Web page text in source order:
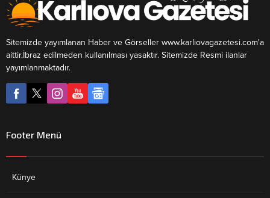
Sitemizde yayımlanan Haber ve Görseller www.karliovagazetesi.com'a
aittir.İbraz edilmeden kullanılması yasaktır. Sitemizde Resmi ilanlar
yayımlanmaktadır.
Footer Menü
Künye